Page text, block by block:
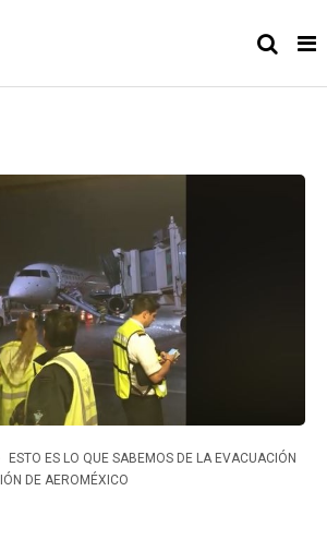
ESTO ES LO QUE SABEMOS DE LA EVACUACIÓN
DE AEROMÉXICO